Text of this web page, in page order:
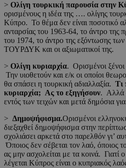
> Ολίγη τουρκική παρουσία στην
ορισμένους η ιδέα της …. ολίγης
Κύπρο. Το θέμα δεν είναι ποσοτικό
ανταρσίας του 1963-64, το άντρο της
του 1974, το άντρο της εξόντωσης
ΤΟΥΡΔΥΚ και οι αξιωματικοί της.
> Ολίγη κυριαρχία. Ορισμένοι
Την υιοθετούν και ε/κ οι οποίοι
θα σπάσει η τουρκική αδιαλλαξία. Τι
κυριαρχία; Ας το εξηγήσουν. Αλλά
εντός των τειχών και μετά δημόσια
> Δημοψήφισμα.Ορισμένοι
διεξαχθεί δημοψήφισμα στην
σχολιάσει αρκετά στο παρελθόν γι’
Όποιος δεν σέβεται τον λαό, όποιος
ας μην ασχολείται με τα κοινά. Γιατί
λέγεται Κύπρος είναι ο κυπριακός